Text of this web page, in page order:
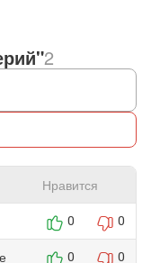
2
Нравится
0 0
0 0